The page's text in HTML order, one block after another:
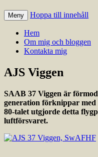
Meny Hoppa till innehåll
Hem
Om mig och bloggen
Kontakta mig
AJS Viggen
SAAB 37 Viggen är
generation förknippar
80-talet utgjorde detta
luftförsvaret.